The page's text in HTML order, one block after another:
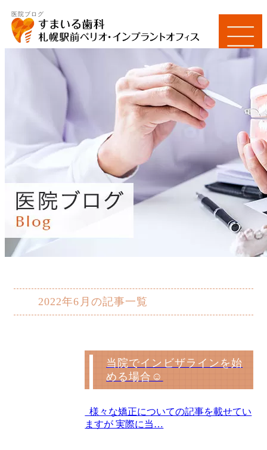
医院ブログ
2022年6月の記事一覧
当院でインビザラインを始
める場合☺
様々な矯正についての記事を載せてい
ますが 実際に当…